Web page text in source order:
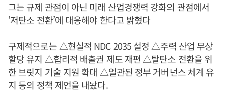
그는 규제 관점이 아닌 미래 산업경쟁력 강화의 관점에서
‘저탄소 전환’에 대응해야 한다고 밝혔다
구제적으로는 △현실적 NDC 2035 설정 △주력 산업 무상
할당 유지 △합리적 배출권 제도 재편 △탈탄소 전환을 위
한 브릿지 기술 지원 확대 △일관된 정부 거버넌스 체계 유
지 등의 정책 제언을 내놨다.